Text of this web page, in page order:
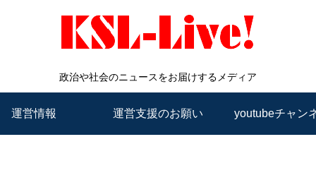
政治や社会のニュースをお届けするメディア
運営情報 運営支援のお願い youtubeチャン